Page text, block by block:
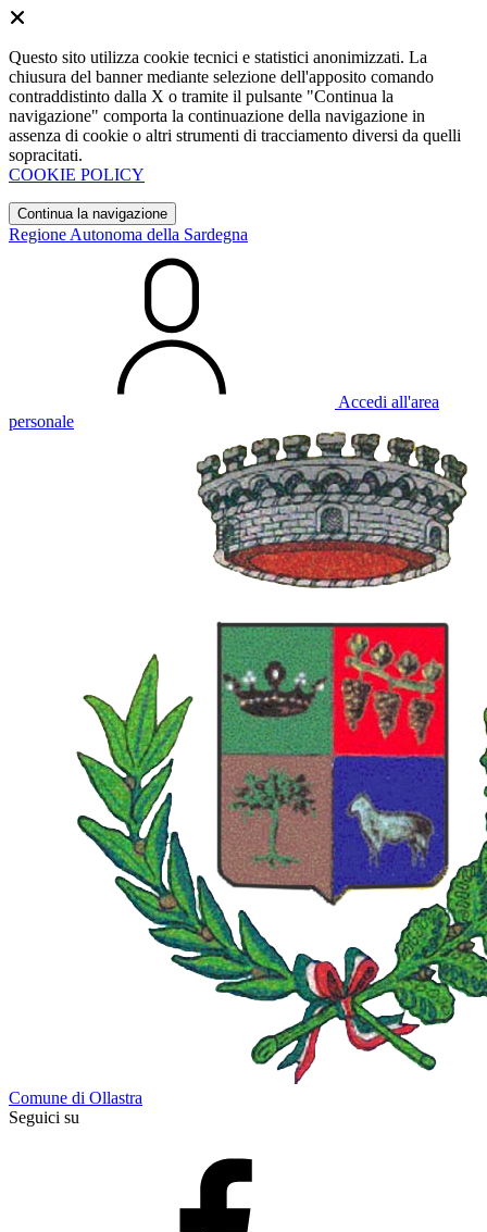
Questo sito utilizza cookie tecnici e statistici anonimizzati. La
chiusura del banner mediante selezione dell'apposito comando
contraddistinto dalla X o tramite il pulsante "Continua la
navigazione" comporta la continuazione della navigazione in
assenza di cookie o altri strumenti di tracciamento diversi da quelli
sopracitati.
COOKIE POLICY
Continua la navigazione
Regione Autonoma della Sardegna
Accedi all'area
personale
Comune di Ollastra
Seguici su